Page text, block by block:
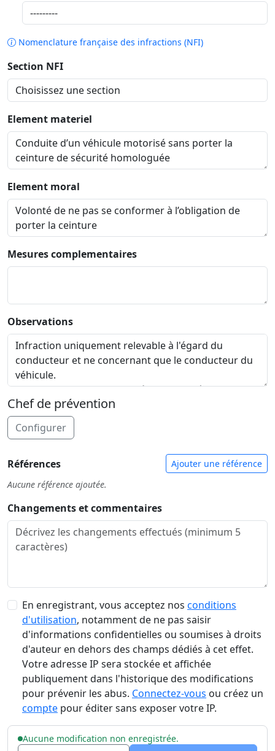
Nomenclature française des infractions (NFI)
Section NFI
Element materiel
Element moral
Mesures complementaires
Observations
Chef de prévention
Configurer
Références
Ajouter une référence
Aucune référence ajoutée.
Changements et commentaires
En enregistrant, vous acceptez nos conditions
d'utilisation, notamment de ne pas saisir
d'informations confidentielles ou soumises à droits
d'auteur en dehors des champs dédiés à cet effet.
Votre adresse IP sera stockée et affichée
publiquement dans l'historique des modifications
pour prévenir les abus. Connectez-vous ou créez un
compte pour éditer sans exposer votre IP.
Aucune modification non enregistrée.